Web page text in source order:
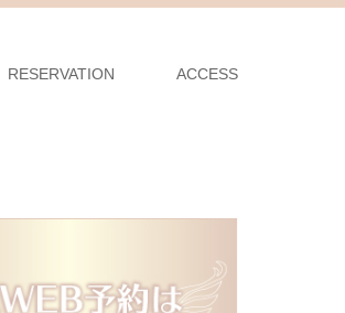
RESERVATION ACCESS